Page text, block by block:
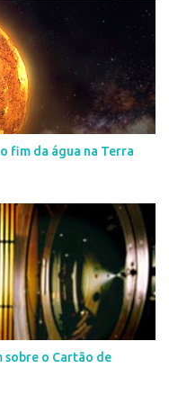
fim da água na Terra
sobre o Cartão de